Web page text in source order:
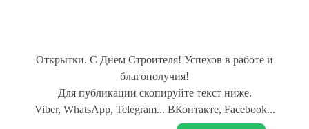
Открытки. С Днем Строителя! Успехов в работе и
благополучия!
Для публикации скопируйте текст ниже.
Viber, WhatsApp, Telegram... ВКонтакте, Facebook...